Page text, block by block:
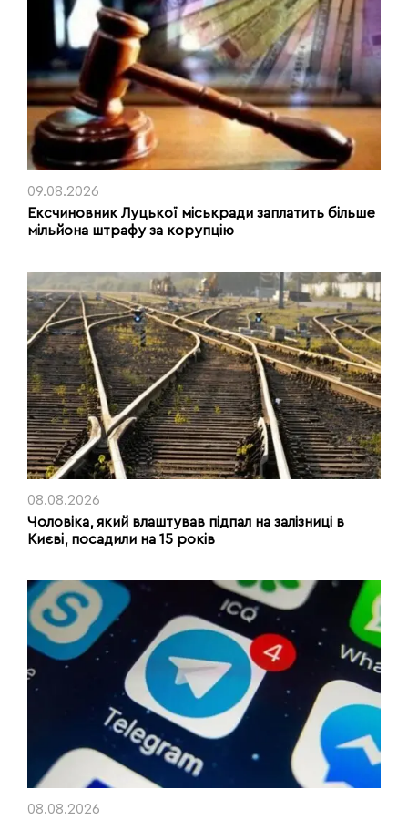
09.08.2026
Ексчиновник Луцької міськради заплатить більше
мільйона штрафу за корупцію
08.08.2026
Чоловіка, який влаштував підпал на залізниці в
Києві, посадили на 15 років
08.08.2026